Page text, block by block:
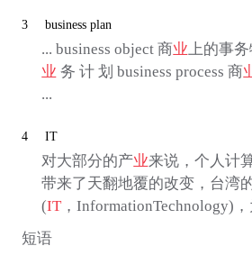
3 business plan
... business object 商业上的事
业 务 计 划 business process 商
...
4 IT
对大部分的产业来说，个人计
带来了天翻地覆的改变，台湾
(IT，InformationTechnology)
短语